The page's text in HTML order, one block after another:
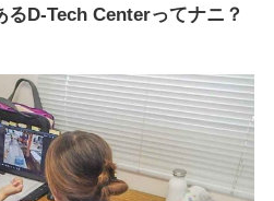
D-Tech Centerってナニ？